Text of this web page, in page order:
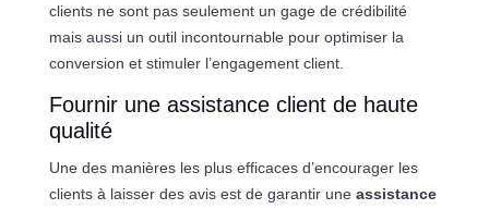
clients ne sont pas seulement un gage de crédibilité
mais aussi un outil incontournable pour optimiser la
conversion et stimuler l’engagement client.
Fournir une assistance client de haute
qualité
Une des manières les plus efficaces d’encourager les
clients à laisser des avis est de garantir une assistance